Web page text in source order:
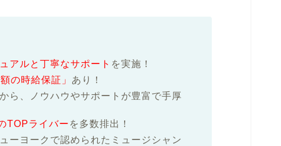
アルと丁寧なサポート を実施！
額の時給保証」 あり！
ら、ノウハウやサポートが豊富で手厚
TOPライバー を多数排出！
ーヨークで認められたミュージシャン